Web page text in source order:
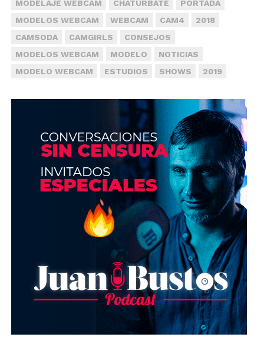
MODELAJE WEBCAM
CHATURBATE
PORTADA
MODELOS WEBCAM
WEBCAM CAM4
2018
CAMSODA
CAMGIRLS
CONSEJOS
MODELOS WEBCAM
MODELO
NOTICIAS
MODELO WEBCAM
ESTUDIOS SHOWS 2019